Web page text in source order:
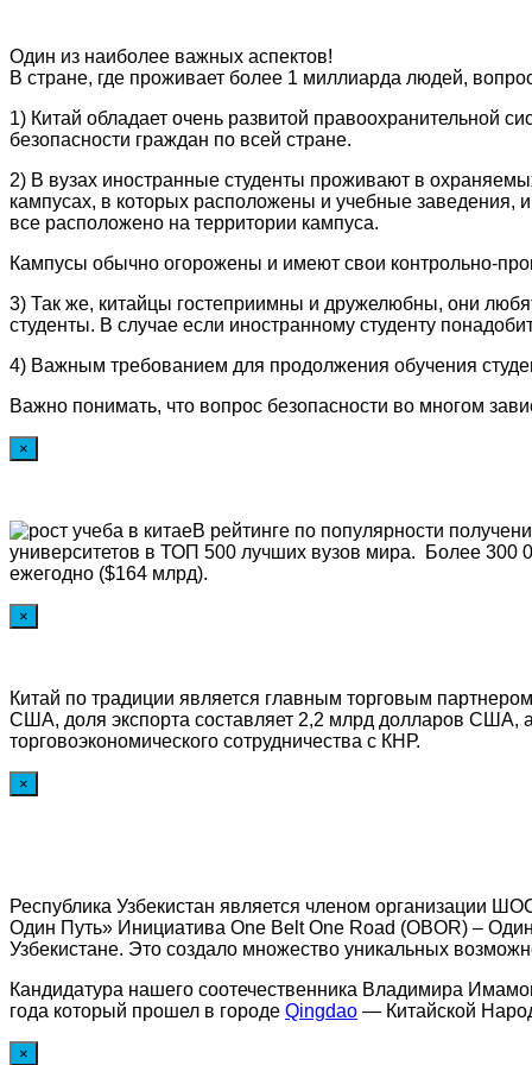
Один из наиболее важных аспектов!
В стране, где проживает более 1 миллиарда людей,
1) Китай обладает очень развитой правоохранительной
безопасности граждан по всей стране.
2) В вузах иностранные студенты проживают в
кампусах, в которых расположены и учебные заведения,
все расположено на территории кампуса.
Кампусы обычно огорожены и имеют свои контрольно-
3) Так же, китайцы гостеприимны и дружелюбны, они
студенты. В случае если иностранному студенту
4) Важным требованием для продолжения обучения
Важно понимать, что вопрос безопасности во многом
×
В рейтинге по популярности
университетов в ТОП 500 лучших вузов мира. Более 300
ежегодно ($164 млрд).
×
Китай по традиции является главным торговым
США, доля экспорта составляет 2,2 млрд долларов США,
торговоэкономического сотрудничества с КНР.
×
Республика Узбекистан является членом организации
Один Путь» Инициатива One Belt One Road (OBOR) –
Узбекистане. Это создало множество уникальных
Кандидатура нашего соотечественника Владимира
года который прошел в городе Qingdao — Китайской
×